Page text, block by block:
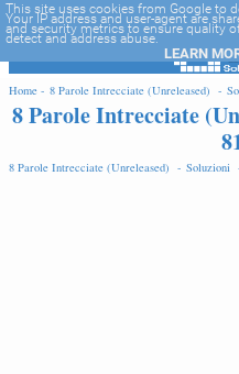
-->
Home - 8 Parole Intrecciate (Unreleased) -
8 Parole Intrecciate
8 Parole Intrecciate (Unreleased) - Soluzioni
This site uses cookies from Google to
Your IP address and user-agent are
and security metrics to ensure quality
detect and address abuse.
LEARN